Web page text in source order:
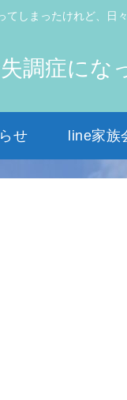
しまったけれど、日
調症にな
せ